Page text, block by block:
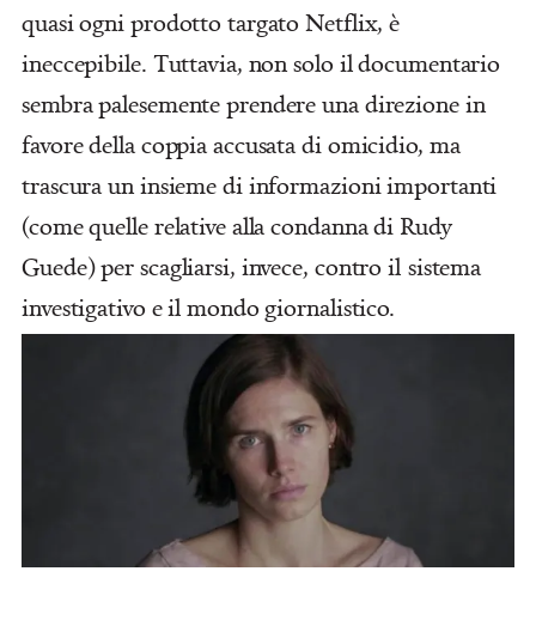
quasi ogni prodotto targato Netflix, è
ineccepibile. Tuttavia, non solo il documentario
sembra palesemente prendere una direzione in
favore della coppia accusata di omicidio, ma
trascura un insieme di informazioni importanti
(come quelle relative alla condanna di Rudy
Guede) per scagliarsi, invece, contro il sistema
investigativo e il mondo giornalistico.